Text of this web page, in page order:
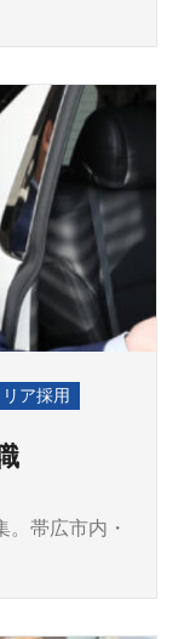
ア採用
帯広市内・